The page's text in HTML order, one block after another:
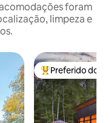
foram
limpeza e
Entre os
Preferido dos